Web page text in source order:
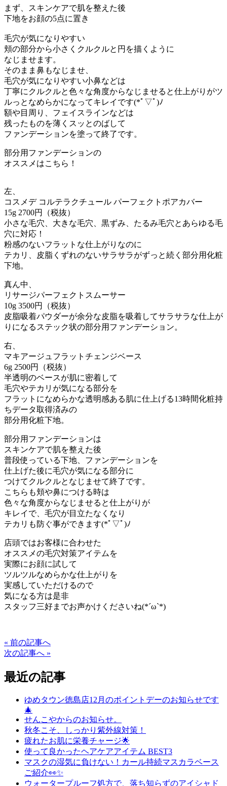
まず、スキンケアで肌を整えた後
下地をお顔の5点に置き
毛穴が気になりやすい
頬の部分から小さくクルクルと円を描くように
なじませます。
そのまま鼻もなじませ、
毛穴が気になりやすい小鼻などは
丁寧にクルクルと色々な角度からなじませると仕上がりがツ
ルっとなめらかになってキレイです(*ﾟ▽ﾟ)ﾉ
額や目周り、フェイスラインなどは
残ったものを薄くスッとのばして
ファンデーションを塗って終了です。
部分用ファンデーションの
オススメはこちら！
左、
コスメデ コルテラクチュール パーフェクトポアカバー
15g 2700円（税抜）
小さな毛穴、大きな毛穴、黒ずみ、たるみ毛穴とあらゆる毛
穴に対応！
粉感のないフラットな仕上がりなのに
テカリ、皮脂くずれのないサラサラがずっと続く部分用化粧
下地。
真ん中、
リサージパーフェクトスムーサー
10g 3500円（税抜）
皮脂吸着パウダーが余分な皮脂を吸着してサラサラな仕上が
りになるステック状の部分用ファンデーション。
右、
マキアージュフラットチェンジベース
6g 2500円（税抜）
半透明のベースが肌に密着して
毛穴やテカリが気になる部分を
フラットになめらかな透明感ある肌に仕上げる13時間化粧持
ちデータ取得済みの
部分用化粧下地。
部分用ファンデーションは
スキンケアで肌を整えた後
普段使っている下地、ファンデーションを
仕上げた後に毛穴が気になる部分に
つけてクルクルとなじませて終了です。
こちらも頬や鼻につける時は
色々な角度からなじませると仕上がりが
キレイで、毛穴が目立たなくなり
テカリも防ぐ事ができます(*ﾟ▽ﾟ)ﾉ
店頭ではお客様に合わせた
オススメの毛穴対策アイテムを
実際にお顔に試して
ツルツルなめらかな仕上がりを
実感していただけるので
気になる方は是非
スタッフ三好までお声かけくださいね(*´ω`*)
« 前の記事へ
次の記事へ »
最近の記事
ゆめタウン徳島店12月のポイントデーのお知らせです
🎄
せんこやからのお知らせ。
秋冬こそ、しっかり紫外線対策！
疲れたお肌に栄養チャージ🌟
使って良かったヘアケアアイテム BEST3
マスクの湿気に負けない！カール持続マスカラベース
ご紹介👀✨
ウォータープルーフ処方で、落ち知らずのアイシャド